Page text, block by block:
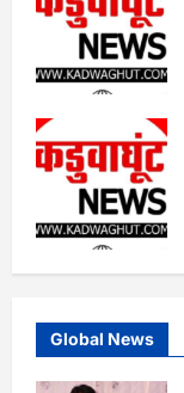
Global News